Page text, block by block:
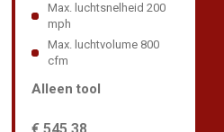
Max. luchtsnelheid 200
mph
Max. luchtvolume 800
cfm
Alleen tool